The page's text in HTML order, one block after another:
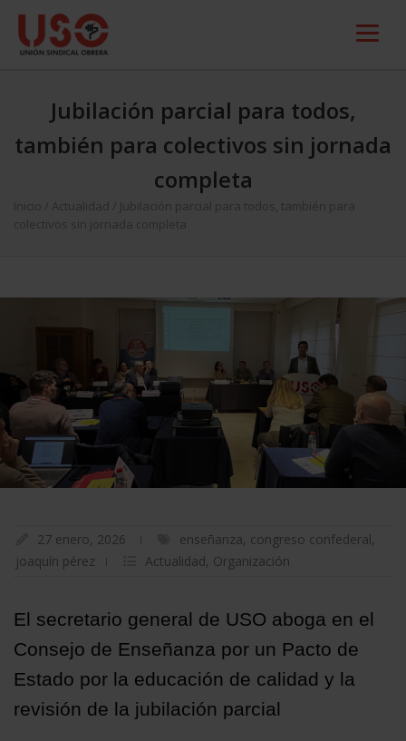
Jubilación parcial para todos,
también para colectivos sin jornada
completa
Inicio Actualidad
Jubilación parcial para todos, también para
colectivos sin jornada completa
27 enero, 2026 enseñanza, congreso confederal,
joaquín pérez
Actualidad, Organización
El secretario general de USO aboga en el
Consejo de Enseñanza por un Pacto de
Estado por la educación de calidad y la
revisión de la jubilación parcial